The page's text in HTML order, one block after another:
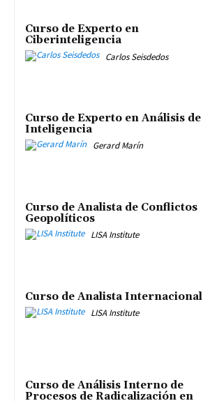
Curso de Experto en
Ciberinteligencia
Carlos Seisdedos
Curso de Experto en Análisis de
Inteligencia
Gerard Marín
Curso de Analista de Conflictos
Geopolíticos
LISA Institute
Curso de Analista Internacional
LISA Institute
Curso de Análisis Interno de
Procesos de Radicalización en